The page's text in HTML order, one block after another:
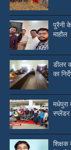
पुरैनी
माहौल
डीलर
का
मधेपुरा
शिक्षक